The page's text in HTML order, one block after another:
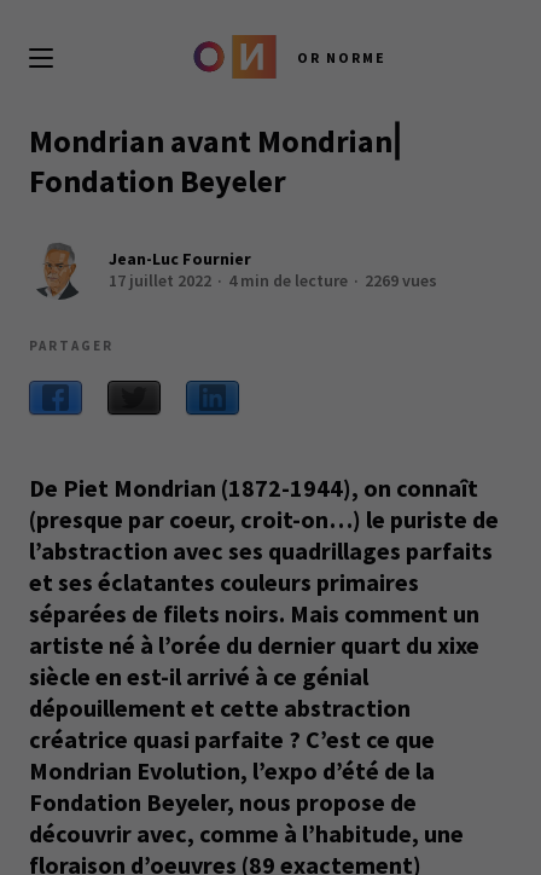
OR NORME
Mondrian avant Mondrian⎢
Fondation Beyeler
Jean-Luc Fournier
17 juillet 2022
4 min de lecture 2269 vues
PARTAGER
De Piet Mondrian (1872-1944), on connaît
(presque par coeur, croit-on…) le puriste de
l’abstraction avec ses quadrillages parfaits
et ses éclatantes couleurs primaires
séparées de filets noirs. Mais comment un
artiste né à l’orée du dernier quart du xixe
siècle en est-il arrivé à ce génial
dépouillement et cette abstraction
créatrice quasi parfaite ? C’est ce que
Mondrian Evolution, l’expo d’été de la
Fondation Beyeler, nous propose de
découvrir avec, comme à l’habitude, une
floraison d’oeuvres (89 exactement)